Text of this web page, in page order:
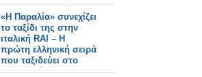
παραπλανητική η
διόρθωση της
μυωπίας με σταγόνες
«Η Παραλία» συνεχίζει
το ταξίδι της στην
ιταλική RAI – Η
πρώτη ελληνική σειρά
που ταξιδεύει στο
εξωτερικό